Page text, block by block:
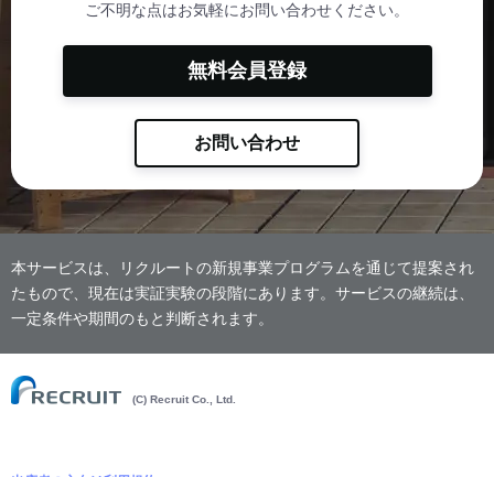
ご不明な点はお気軽にお問い合わせください。
無料会員登録
お問い合わせ
本サービスは、リクルートの新規事業プログラムを通じて提案され
たもので、現在は実証実験の段階にあります。サービスの継続は、
一定条件や期間のもと判断されます。
(C) Recruit Co., Ltd.